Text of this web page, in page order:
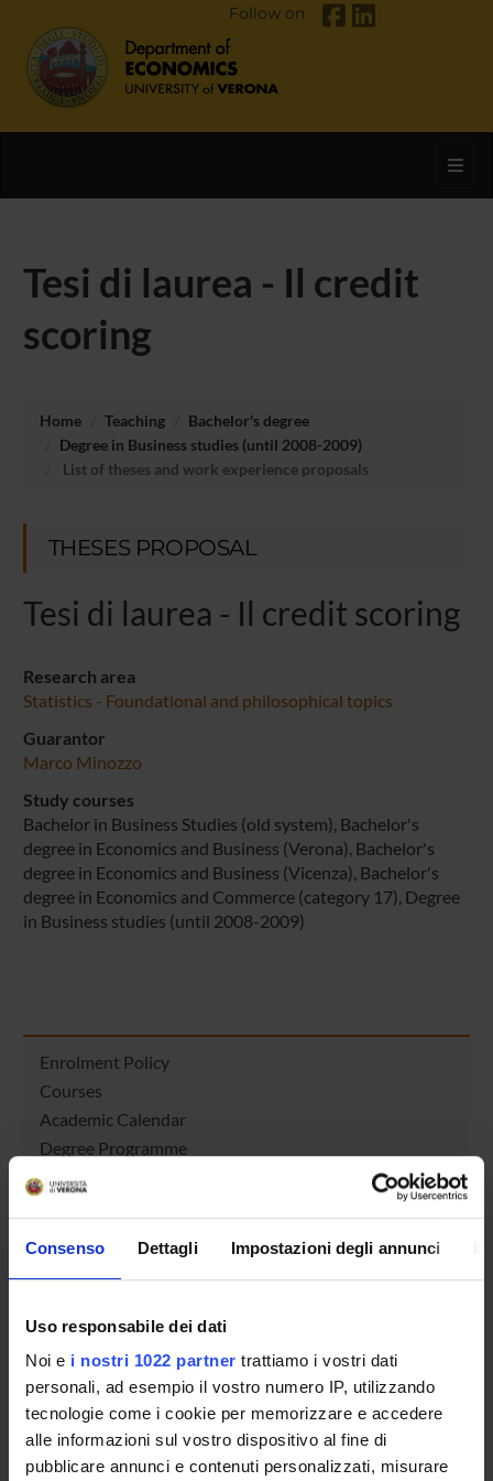
Consenso Dettagli Impostazioni degli annunci
Uso responsabile dei dati
Noi e i nostri 1022 partner trattiamo i vostri dati
personali, ad esempio il vostro numero IP, utilizzando
tecnologie come i cookie per memorizzare e accedere
alle informazioni sul vostro dispositivo al fine di
pubblicare annunci e contenuti personalizzati, misurare
Follow on
Tesi di laurea - Il credit
scoring
Home Teaching
Bachelor's degree
Degree in Business studies (until 2008-2009)
List of theses and work experience proposals
THESES PROPOSAL
Tesi di laurea - Il credit scoring
Research area
Statistics - Foundational and philosophical topics
Guarantor
Marco Minozzo
Study courses
Bachelor in Business Studies (old system), Bachelor's
degree in Economics and Business (Verona), Bachelor's
degree in Economics and Business (Vicenza), Bachelor's
degree in Economics and Commerce (category 17), Degree
in Business studies (until 2008-2009)
Enrolment Policy
Courses
Academic Calendar
Degree Programme
Lesson timetable
Thesis and internship proposals
Faculty staff
Housing service
STUDYING